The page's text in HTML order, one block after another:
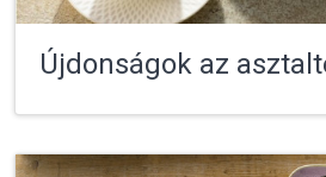
Újdonságok az